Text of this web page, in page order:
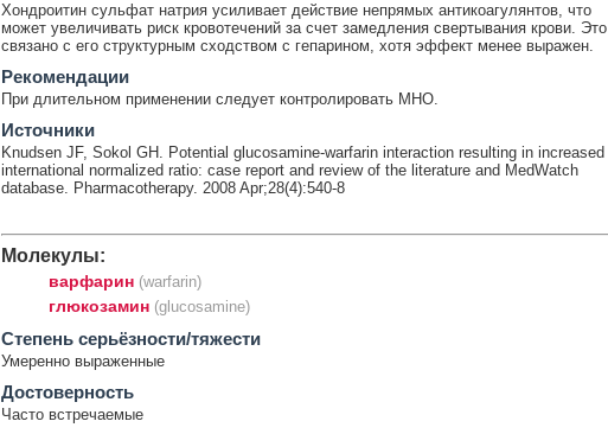
Хондроитин сульфат натрия усиливает действие непрямых антикоагулянтов, что
может увеличивать риск кровотечений за счет замедления свертывания крови. Это
связано с его структурным сходством с гепарином, хотя эффект менее выражен.
Рекомендации
При длительном применении следует контролировать МНО.
Источники
Knudsen JF, Sokol GH. Potential glucosamine-warfarin interaction resulting in increased
international normalized ratio: case report and review of the literature and MedWatch
database. Pharmacotherapy. 2008 Apr;28(4):540-8
Молекулы:
варфарин (warfarin)
глюкозамин (glucosamine)
Cтепень серьёзности/тяжести
Умеренно выраженные
Достоверность
Часто встречаемые